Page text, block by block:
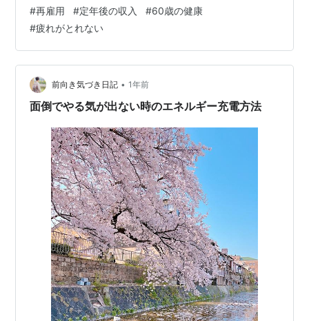
スが少なくありません。 この記事では、再雇用世代が特
に見落としがちな生活習慣の改善ポイントを、健康診断
の視点も交えながら解説します。 再雇用世代の体調不良
は 「年齢」ではなく「生活習慣」で決まる 再雇用世代の
生活習慣が乱れやすい理由 再雇用になると、次のような
変化が同時に起こりま…
#再雇用 #定年後の収入 #60歳の健康
#疲れがとれない
前向き気づき日記 • 1年前
面倒でやる気が出ない時のエネルギー充電方法